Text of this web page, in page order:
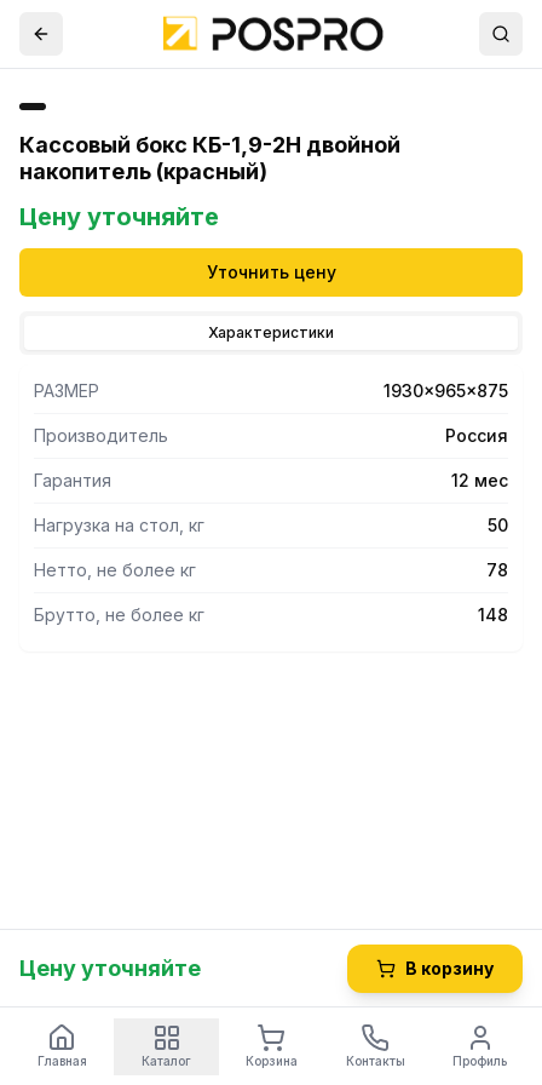
Кассовый бокс КБ-1,9-2Н двойной
накопитель (красный)
Цену уточняйте
Уточнить цену
Характеристики
РАЗМЕР 1930x965x875
Производитель Россия
Гарантия 12 мес
Нагрузка на стол, кг 50
Нетто, не более кг 78
Брутто, не более кг 148
Цену уточняйте В корзину
Главная Каталог Корзина Контакты Профиль